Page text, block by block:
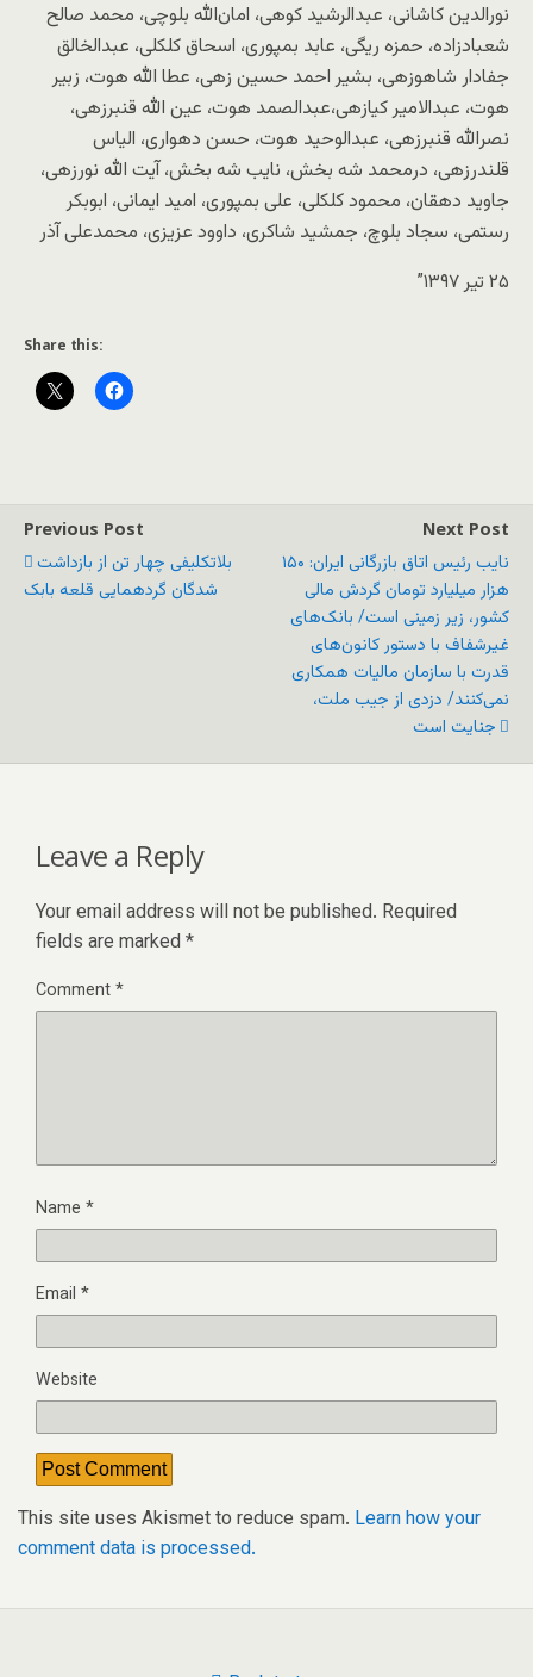
نورالدین کاشانی، عبدالرشید کوهی، امان‌الله بلوچی، محمد صالح
شعبادزاده، حمزه ریگی، عابد بمپوری، اسحاق کلکلی، عبدالخالق
جفادار شاهوزهی، بشیر احمد حسین زهی، عطا الله هوت، زبیر
هوت، عبدالامیر کیازهی،عبدالصمد هوت، عین الله قنبرزهی،
نصرالله قنبرزهی، عبدالوحید هوت، حسن دهواری، الیاس
قلندرزهی، درمحمد شه بخش، نایب شه بخش، آیت الله نورزهی،
جاوید دهقان، محمود کلکلی، علی بمپوری، امید ایمانی، ابوبکر
رستمی، سجاد بلوچ، جمشید شاکری، داوود عزیزی، محمدعلی آذر
۲۵ تیر ۱۳۹۷”
Share this:
Previous Post
بلاتکلیفی چهار تن از بازداشت
شدگان گردهمایی قلعه بابک
Next Post
نایب رئیس اتاق بازرگانی ایران: ۱۵۰
هزار میلیارد تومان گردش مالی
کشور، زیر زمینی است/ بانک‌های
غیرشفاف با دستور کانون‌های
قدرت با سازمان مالیات همکاری
نمی‌کنند/ دزدی از جیب ملت،
جنایت است
Leave a Reply
Your email address will not be published. Required
fields are marked *
Comment*
Name *
Email *
Website
This site uses Akismet to reduce spam. Learn how your
comment data is processed.